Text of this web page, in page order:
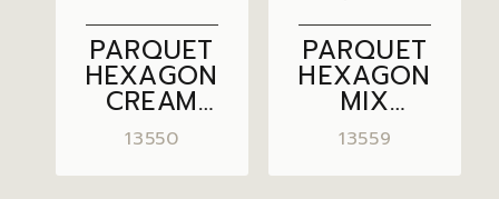
PARQUET
HEXAGON
CREAM
30×30
13550
PARQUET
HEXAGON
MIX
SUNSET
BROWN –
CREAM
13559